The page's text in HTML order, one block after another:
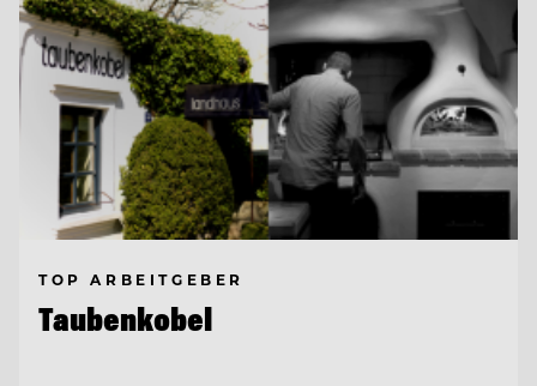
TOP ARBEITGEBER
Taubenkobel